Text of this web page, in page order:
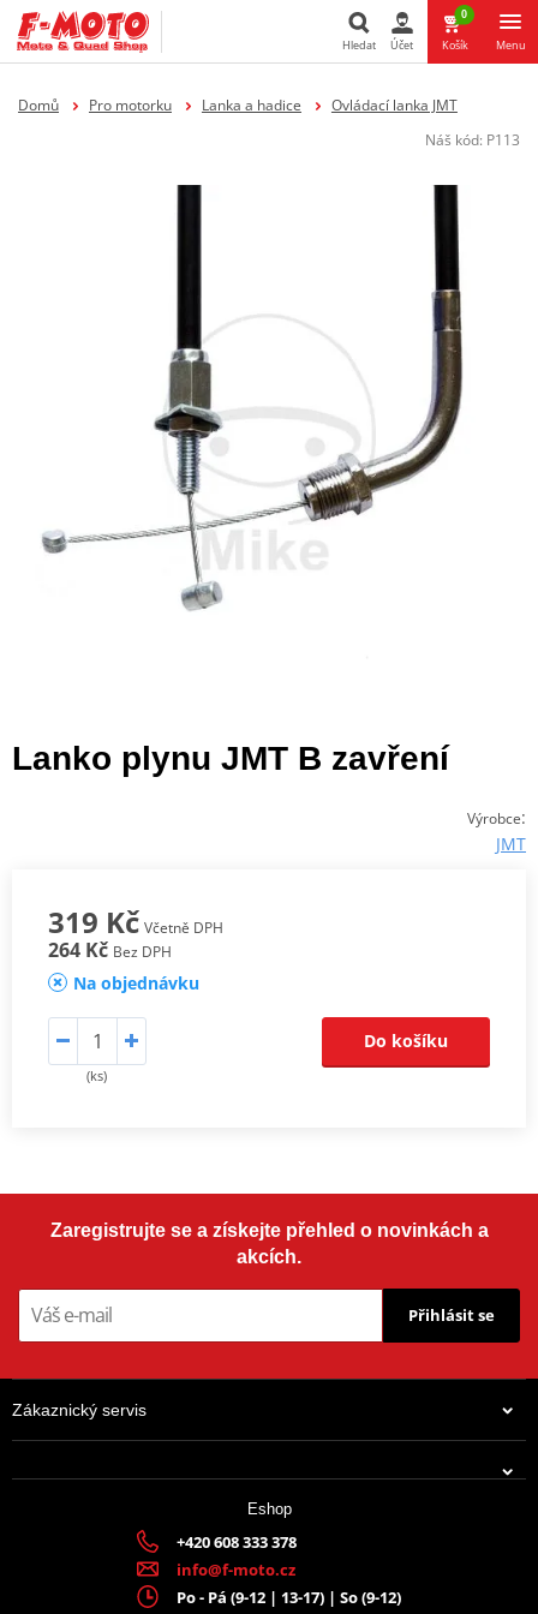
Hledat
Hledat Účet
0
Košík Menu
Domů Pro motorku Lanka a hadice
Ovládací lanka JMT
Náš kód: P113
Lanko plynu JMT B zavření
Výrobce:
JMT
319 Kč Včetně DPH
264 Kč Bez DPH
Na objednávku
(ks)
Do košíku
Zaregistrujte se a získejte přehled o novinkách a
akcích.
Přihlásit se
Zákaznický servis
Eshop
+420 608 333 378
info@f-moto.cz
Po - Pá (9-12 | 13-17) | So (9-12)